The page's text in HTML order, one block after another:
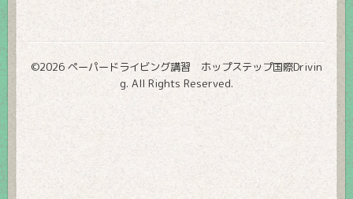
©2026 ペーパードライビング講習 ホップステップ国際Drivin
g. All Rights Reserved.